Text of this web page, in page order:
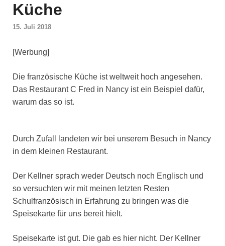
Küche
15. Juli 2018
[Werbung]
Die französische Küche ist weltweit hoch angesehen.
Das Restaurant C Fred in Nancy ist ein Beispiel dafür,
warum das so ist.
Durch Zufall landeten wir bei unserem Besuch in Nancy
in dem kleinen Restaurant.
Der Kellner sprach weder Deutsch noch Englisch und
so versuchten wir mit meinen letzten Resten
Schulfranzösisch in Erfahrung zu bringen was die
Speisekarte für uns bereit hielt.
Speisekarte ist gut. Die gab es hier nicht. Der Kellner